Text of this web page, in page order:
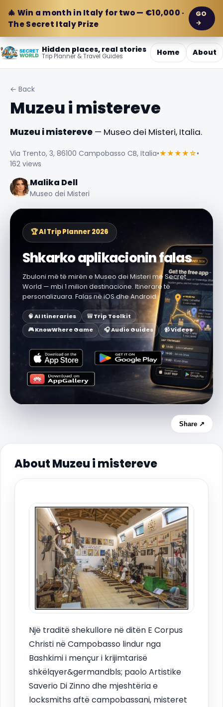
🎄 Win a month in Italy for two — €10,000 ·
The Secret Italy Prize
GO
→
Hidden places, real stories
Trip Planner & Travel Guides Home About
← Back
Muzeu i mistereve
Muzeu i mistereve — Museo dei Misteri, Italia.
Via Trento, 3, 86100 Campobasso CB, Italia•★★★★☆•
162 views
Malika Dell
Museo dei Misteri
🏆 AI Trip Planner 2026
Shkarko aplikacionin falas
Zbuloni më të mirën e Museo dei Misteri me Secret
World — mbi 1 milion destinacione. Itinerare të
personalizuara. Falas në iOS dhe Android.
🧠 AI Itineraries
🎒 Trip Toolkit
🎮 KnowWhere Game
🎧 Audio Guides 📹 Videos
Share ↗
About Muzeu i mistereve
Një traditë shekullore në ditën E Corpus
Christi në Campobasso lindur nga
Bashkimi i mençur i krijimtarisë
shkëlqyer&germandbls; paolo Artistike
Saverio Di Zinno dhe mjeshtëria e
locksmiths aftë campobassani, misteret